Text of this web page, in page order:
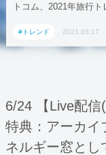
トコム、2021年旅行
#トレンド 2021.03.17
6/24 【Live配
特典：アーカイ
ネルギー窓とし